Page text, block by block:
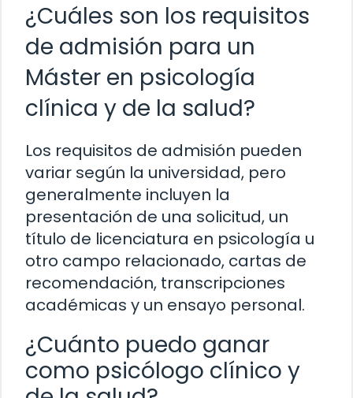
¿Cuáles son los requisitos
de admisión para un
Máster en psicología
clínica y de la salud?
Los requisitos de admisión pueden
variar según la universidad, pero
generalmente incluyen la
presentación de una solicitud, un
título de licenciatura en psicología u
otro campo relacionado, cartas de
recomendación, transcripciones
académicas y un ensayo personal.
¿Cuánto puedo ganar
como psicólogo clínico y